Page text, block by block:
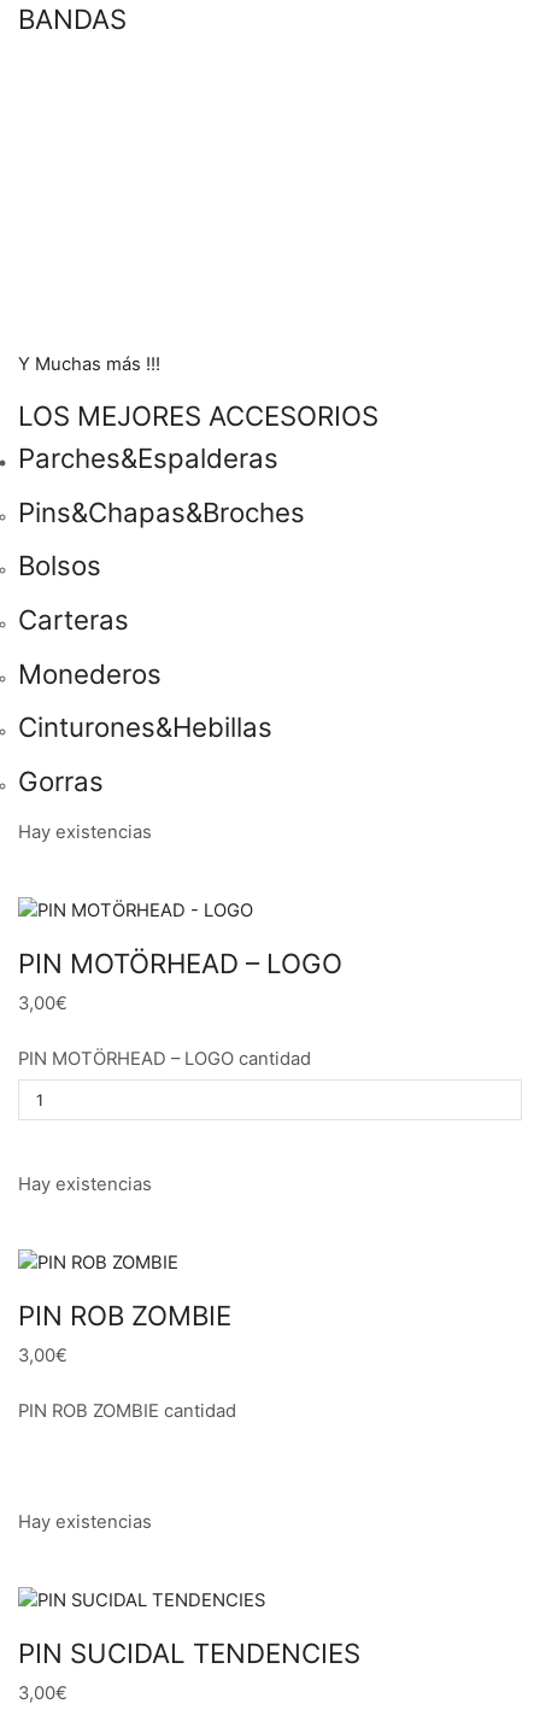
BANDAS
Y Muchas más !!!
LOS MEJORES ACCESORIOS
Parches&Espalderas
Pins&Chapas&Broches
Bolsos
Carteras
Monederos
Cinturones&Hebillas
Gorras
Hay existencias
PIN MOTÖRHEAD – LOGO
3,00€
PIN MOTÖRHEAD – LOGO cantidad
Hay existencias
PIN ROB ZOMBIE
3,00€
PIN ROB ZOMBIE cantidad
Hay existencias
PIN SUCIDAL TENDENCIES
3,00€